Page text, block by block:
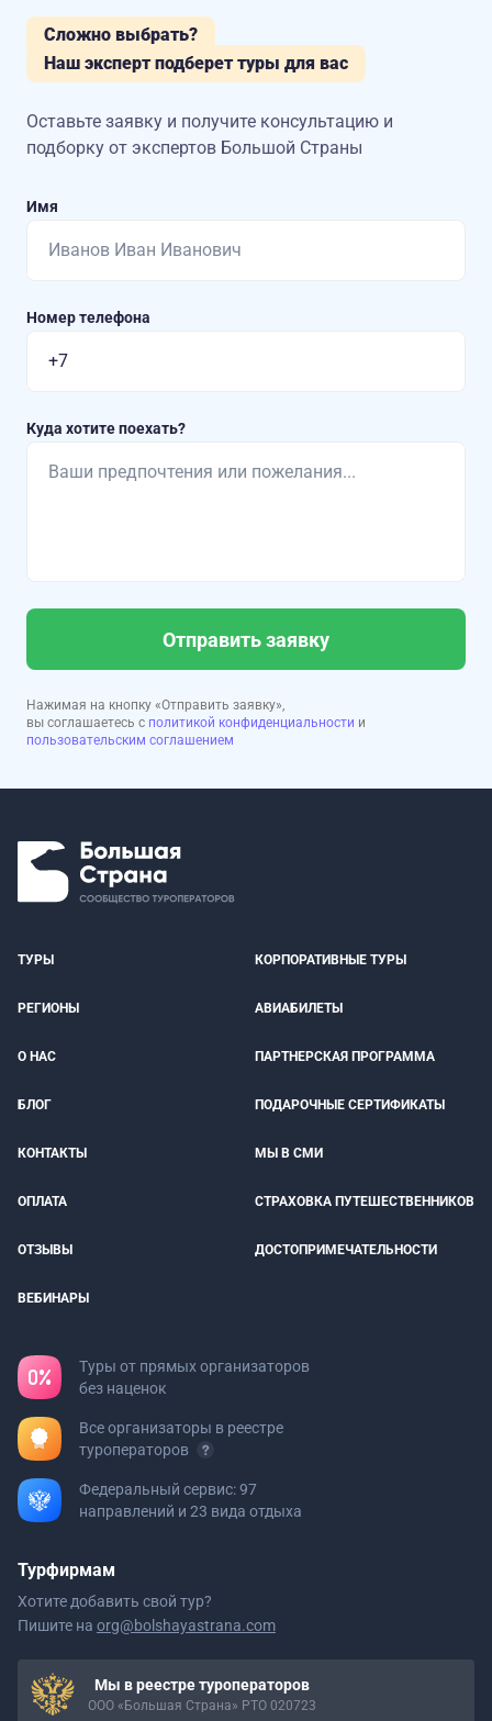
Сложно выбрать?
Наш эксперт подберет туры для вас
Оставьте заявку и получите консультацию и
подборку от экспертов Большой Страны
Имя
Номер телефона
Куда хотите поехать?
Отправить заявку
Нажимая на кнопку «Отправить заявку»,
вы соглашаетесь с политикой конфиденциальности и
пользовательским соглашением
ТУРЫ КОРПОРАТИВНЫЕ ТУРЫ
РЕГИОНЫ АВИАБИЛЕТЫ
О НАС ПАРТНЕРСКАЯ ПРОГРАММА
БЛОГ ПОДАРОЧНЫЕ СЕРТИФИКАТЫ
КОНТАКТЫ МЫ В СМИ
ОПЛАТА СТРАХОВКА ПУТЕШЕСТВЕННИКОВ
ОТЗЫВЫ ДОСТОПРИМЕЧАТЕЛЬНОСТИ
ВЕБИНАРЫ
Туры от прямых организаторов
без наценок
Все организаторы в реестре
туроператоров
Федеральный сервис: 97
направлений и 23 вида отдыха
Турфирмам
Хотите добавить свой тур?
Пишите на org@bolshayastrana.com
Мы в реестре туроператоров
ООО «Большая Страна» РТО 020723